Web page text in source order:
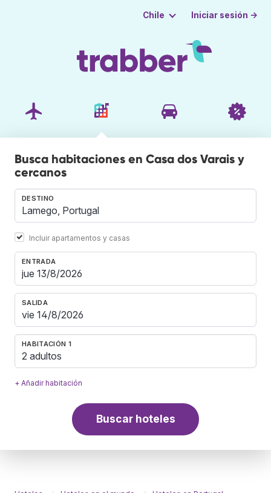
Chile Iniciar sesión →
Busca habitaciones en Casa dos Varais y
cercanos
DESTINO
Incluir apartamentos y casas
ENTRADA
SALIDA
HABITACIÓN 1
2 adultos
+ Añadir habitación
Buscar hoteles